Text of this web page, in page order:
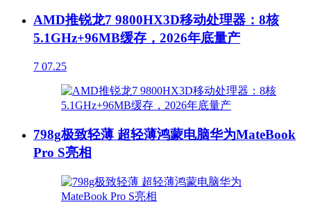
AMD推锐龙7 9800HX3D移动处理器：8核
5.1GHz+96MB缓存，2026年底量产
7 07.25
798g极致轻薄 超轻薄鸿蒙电脑华为MateBook
Pro S亮相